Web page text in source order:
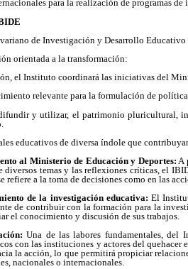
para la realización de programas
de Investigación y Desarrollo
orientada a la transformación:
el Instituto coordinará las iniciativas del
relevante para la formulación de
y utilizar, el patrimonio pluricultural,
educativos de diversa índole que
al Ministerio de Educación y Deportes: A
diversos temas y las reflexiones críticas, el
refiere a la toma de decisiones como en las
de la investigación educativa: El
de contribuir con la formación para la
el conocimiento y discusión de sus trabajos.
Una de las labores fundamentales, del
con las instituciones y actores del
la acción, lo que permitirá propiciar
nacionales o internacionales.